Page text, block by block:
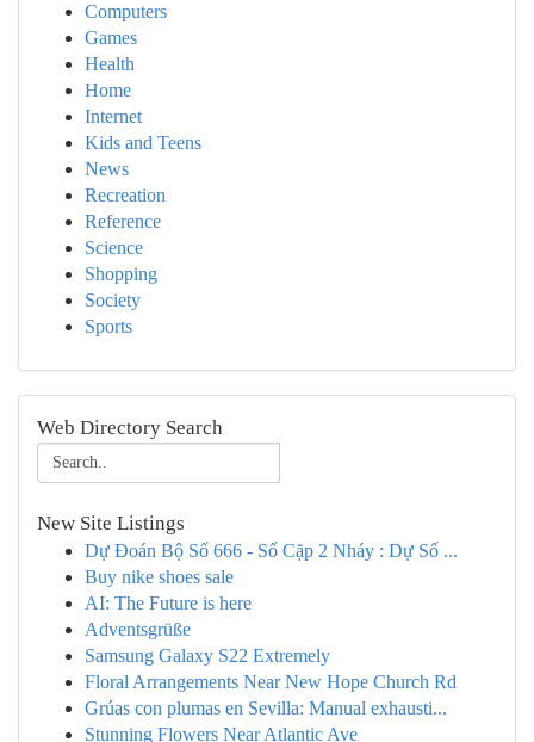
Computers
Games
Health
Home
Internet
Kids and Teens
News
Recreation
Reference
Science
Shopping
Society
Sports
Web Directory Search
New Site Listings
Dự Đoán Bộ Số 666 - Số Cặp 2 Nháy : Dự Số ...
Buy nike shoes sale
AI: The Future is here
Adventsgrüße
Samsung Galaxy S22 Extremely
Floral Arrangements Near New Hope Church Rd
Grúas con plumas en Sevilla: Manual exhausti...
Stunning Flowers Near Atlantic Ave